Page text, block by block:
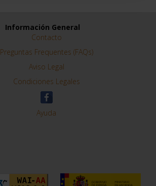
Información General
Contacto
Preguntas Frequentes (FAQs)
Aviso Legal
Condiciones Legales
Ayuda